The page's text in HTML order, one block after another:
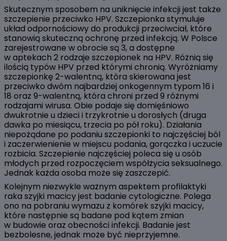
Skutecznym sposobem na uniknięcie infekcji jest także
szczepienie przeciwko HPV. Szczepionka stymuluje
układ odpornościowy do produkcji przeciwciał, które
stanowią skuteczną ochronę przed infekcją. W Polsce
zarejestrowane w obrocie są 3, a dostępne
w aptekach 2 rodzaje szczepionek na HPV. Różnią się
ilością typów HPV przed którymi chronią. Wyróżniamy
szczepionkę 2-walentną, która skierowana jest
przeciwko dwóm najbardziej onkogennym typom 16 i
18 oraz 9-walentną, która chroni przed 9 różnymi
rodzajami wirusa. Obie podaje się domięśniowo
dwukrotnie u dzieci i trzykrotnie u dorosłych (druga
dawka po miesiącu, trzecia po pół roku). Działania
niepożądane po podaniu szczepionki to najczęściej ból
i zaczerwienienie w miejscu podania, gorączka i uczucie
rozbicia. Szczepienie najczęściej poleca się u osób
młodych przed rozpoczęciem współżycia seksualnego.
Jednak każda osoba może się zaszczepić.
Kolejnym niezwykle ważnym aspektem profilaktyki
raka szyjki macicy jest badanie cytologiczne. Polega
ono na pobraniu wymazu z komórek szyjki macicy,
które następnie są badane pod kątem zmian
w budowie oraz obecności infekcji. Badanie jest
bezbolesne, jednak może być nieprzyjemne.